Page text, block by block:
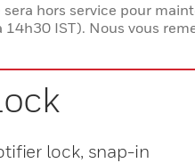
sera hors service pour
14h30 IST). Nous vous
lock, snap-in